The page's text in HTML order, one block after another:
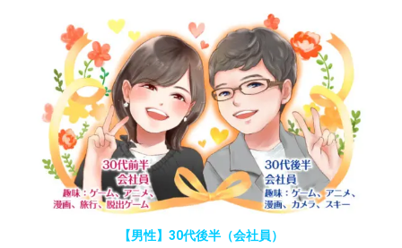
【男性】30代後半（会社員）